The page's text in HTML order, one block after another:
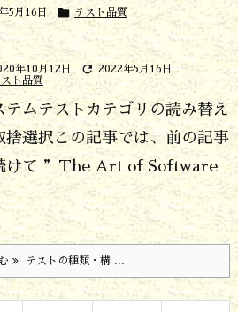
5月16日  テスト品質
年10月12日  2022年5月16日
スト品質
テムテストカテゴリの読み替え
捨選択この記事では、前の記事
けて ”The Art of Software
テストの種類・構 ...